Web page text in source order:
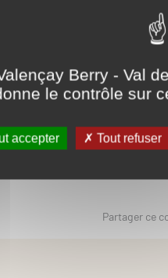
:
Conférences
Partager ce
Berry - Val
le contrôle sur
accepter Tout refuser